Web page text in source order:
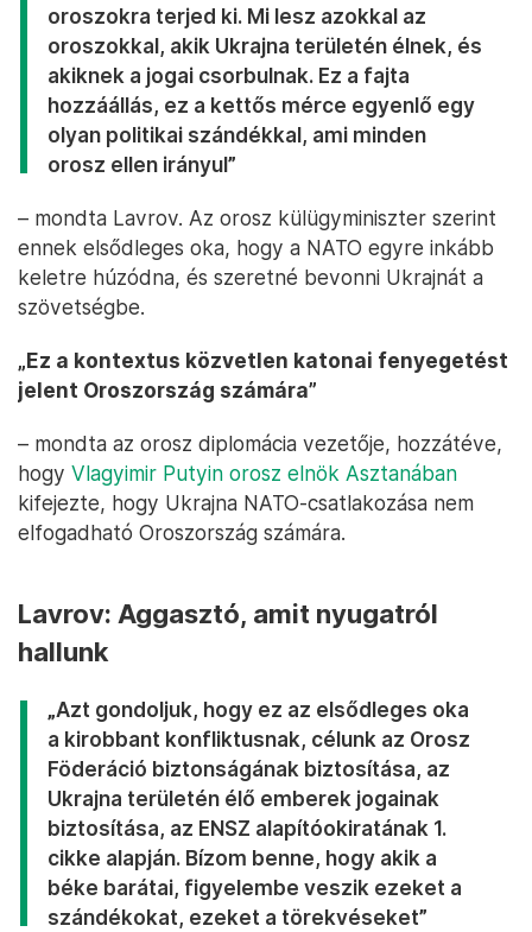
oroszokra terjed ki. Mi lesz azokkal az
oroszokkal, akik Ukrajna területén élnek, és
akiknek a jogai csorbulnak. Ez a fajta
hozzáállás, ez a kettős mérce egyenlő egy
olyan politikai szándékkal, ami minden
orosz ellen irányul”
– mondta Lavrov. Az orosz külügyminiszter szerint
ennek elsődleges oka, hogy a NATO egyre inkább
keletre húzódna, és szeretné bevonni Ukrajnát a
szövetségbe.
„Ez a kontextus közvetlen katonai fenyegetést
jelent Oroszország számára”
– mondta az orosz diplomácia vezetője, hozzátéve,
hogy Vlagyimir Putyin orosz elnök Asztanában
kifejezte, hogy Ukrajna NATO-csatlakozása nem
elfogadható Oroszország számára.
Lavrov: Aggasztó, amit nyugatról
hallunk
„Azt gondoljuk, hogy ez az elsődleges oka
a kirobbant konfliktusnak, célunk az Orosz
Föderáció biztonságának biztosítása, az
Ukrajna területén élő emberek jogainak
biztosítása, az ENSZ alapítóokiratának 1.
cikke alapján. Bízom benne, hogy akik a
béke barátai, figyelembe veszik ezeket a
szándékokat, ezeket a törekvéseket”